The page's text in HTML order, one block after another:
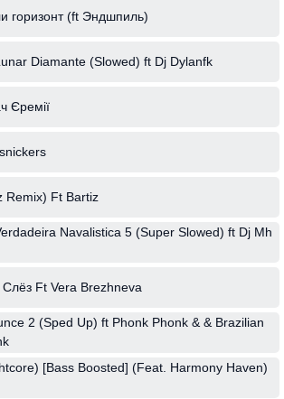
горизонт (ft Эндшпиль)
Diamante (Slowed) ft Dj Dylanfk
Єремії
Remix) Ft Bartiz
Navalistica 5 (Super Slowed) ft Dj Mh
Ft Vera Brezhneva
2 (Sped Up) ft Phonk Phonk & & Brazilian
[Bass Boosted] (Feat. Harmony Haven)